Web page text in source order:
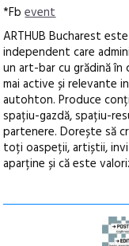
*Fbevent
ARTHUB Bucharest
independent care
un art-bar cu grădină în
mai active și relevante
autohton. Produce
spațiu-gazdă, spațiu-
partenere. Dorește să
toți oaspeții, artiștii,
aparține și că este